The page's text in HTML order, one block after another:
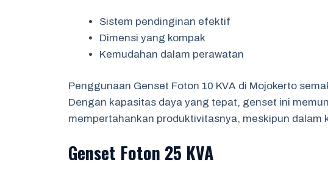
Sistem pendinginan efektif
Dimensi yang kompak
Kemudahan dalam perawatan
Penggunaan Genset Foton 10 KVA di Mojokerto
Dengan kapasitas daya yang tepat, genset ini
mempertahankan produktivitasnya, meskipun dalam
Genset Foton 25 KVA